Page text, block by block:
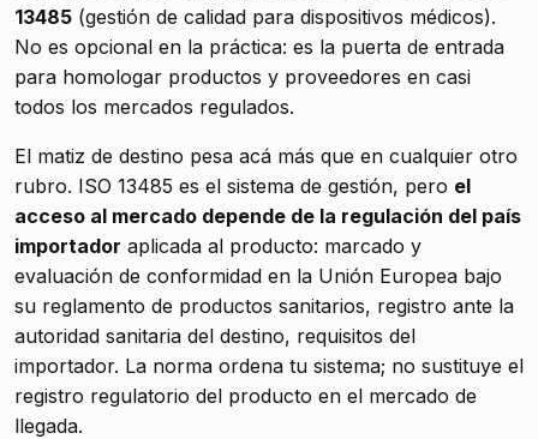
13485 (gestión de calidad para dispositivos médicos).
No es opcional en la práctica: es la puerta de entrada
para homologar productos y proveedores en casi
todos los mercados regulados.
El matiz de destino pesa acá más que en cualquier otro
rubro. ISO 13485 es el sistema de gestión, pero el
acceso al mercado depende de la regulación del país
importador aplicada al producto: marcado y
evaluación de conformidad en la Unión Europea bajo
su reglamento de productos sanitarios, registro ante la
autoridad sanitaria del destino, requisitos del
importador. La norma ordena tu sistema; no sustituye el
registro regulatorio del producto en el mercado de
llegada.